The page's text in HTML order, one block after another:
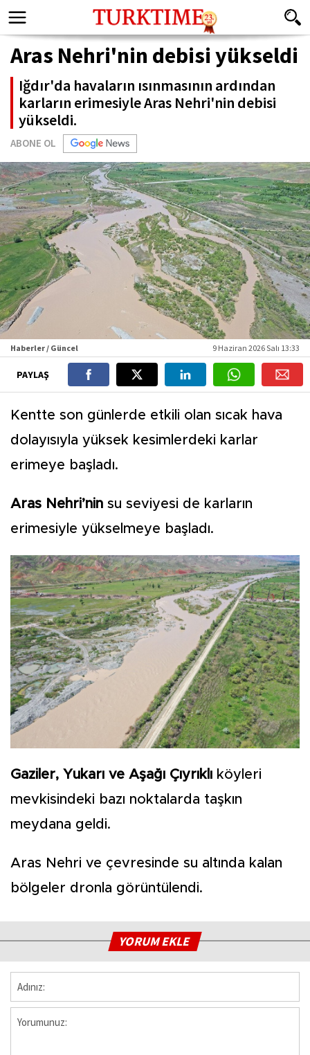
Aras Nehri'nin debisi yükseldi
Iğdır'da havaların ısınmasının ardından
karların erimesiyle Aras Nehri'nin debisi
yükseldi.
ABONE OL
Haberler / Güncel 9 Haziran 2026 Salı 13:33
PAYLAŞ
Kentte son günlerde etkili olan sıcak hava
dolayısıyla yüksek kesimlerdeki karlar
erimeye başladı.
Aras Nehri’nin su seviyesi de karların
erimesiyle yükselmeye başladı.
Gaziler, Yukarı ve Aşağı Çıyrıklı köyleri
mevkisindeki bazı noktalarda taşkın
meydana geldi.
Aras Nehri ve çevresinde su altında kalan
bölgeler dronla görüntülendi.
YORUM EKLE